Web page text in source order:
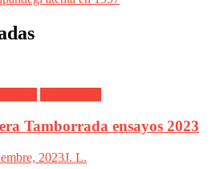
Tamborrada ensayos 2023
2023J. L.